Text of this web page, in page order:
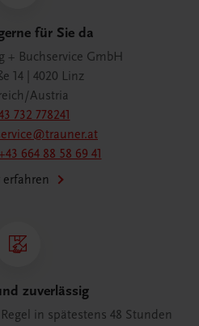
für Sie da
+ Buchservice GmbH
14 | 4020 Linz
Austria
732 778241
664 88 58 69 41
zuverlässig
in spätestens 48 Stunden